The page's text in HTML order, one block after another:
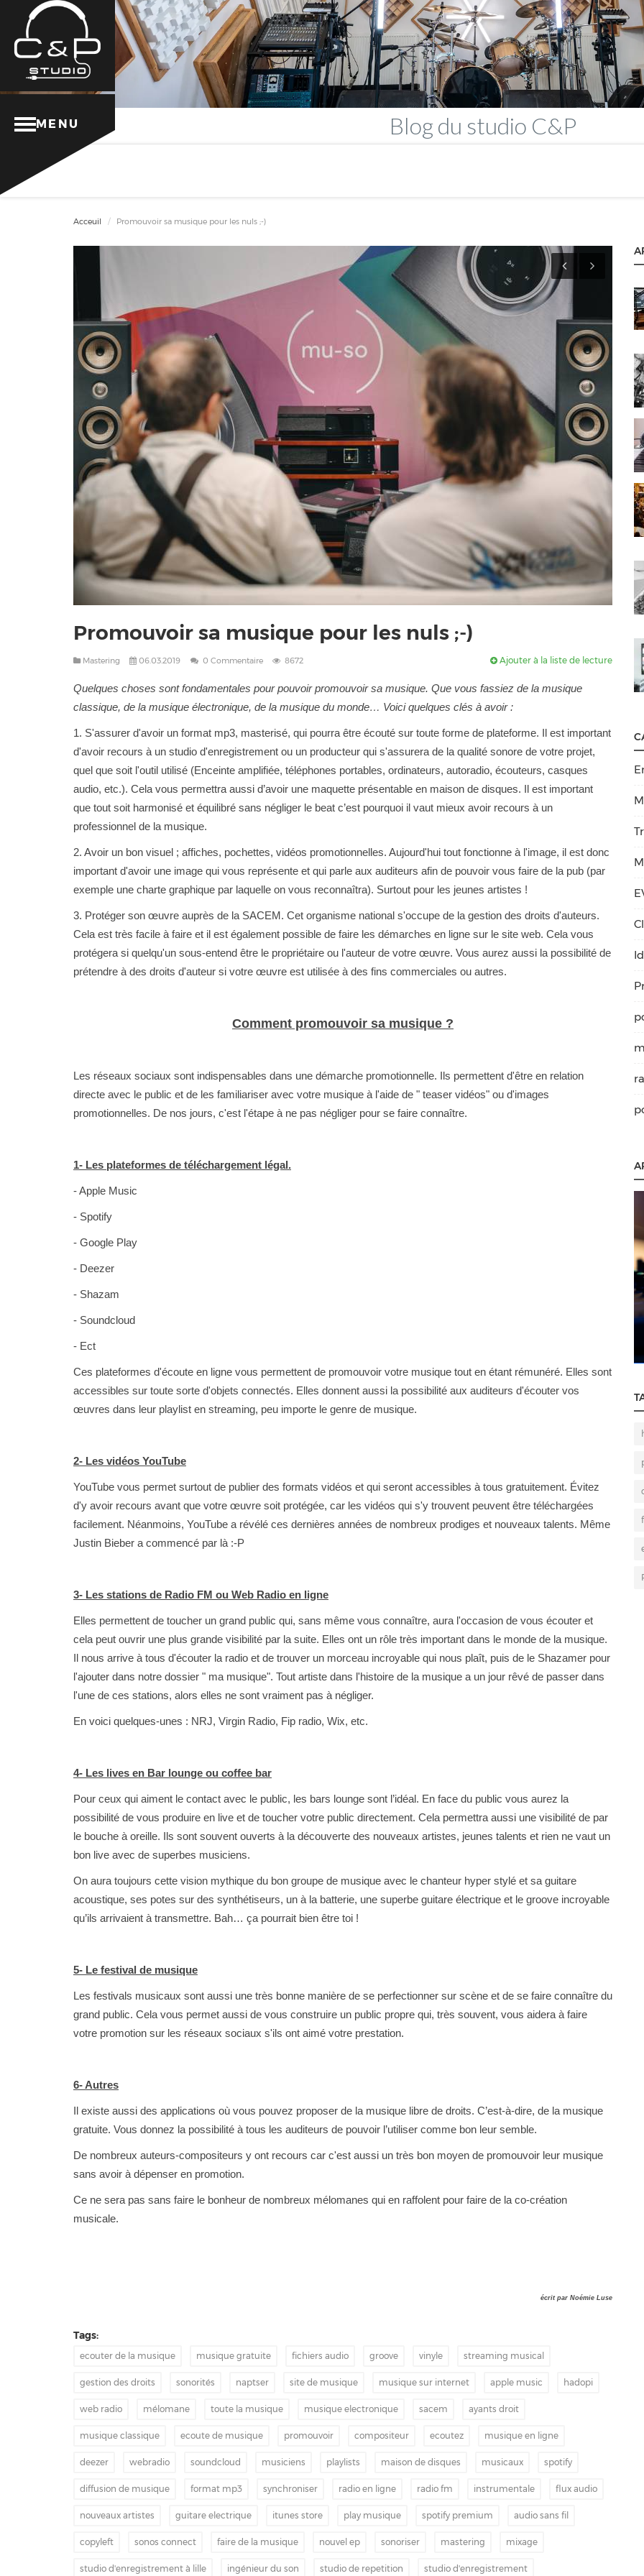
MENU Blogdu studio C&P
Acceuil Promouvoir sa musique pour les nuls ;-)
Promouvoir sa musique pour les nuls ;-)
Mastering 06.03.2019 0 Commentaire 8672 Ajouter à la liste de lecture
Quelques choses sont fondamentales pour pouvoir promouvoir sa musique. Que vous fassiez de la musique
classique, de la musique électronique, de la musique du monde… Voici quelques clés à avoir :
1. S'assurer d'avoir un format mp3, masterisé, qui pourra être écouté sur toute forme de plateforme. Il est important
d'avoir recours à un studio d'enregistrement ou un producteur qui s'assurera de la qualité sonore de votre projet,
quel que soit l'outil utilisé (Enceinte amplifiée, téléphones portables, ordinateurs, autoradio, écouteurs, casques
audio, etc.). Cela vous permettra aussi d’avoir une maquette présentable en maison de disques. Il est important
que tout soit harmonisé et équilibré sans négliger le beat c’est pourquoi il vaut mieux avoir recours à un
professionnel de la musique.
2. Avoir un bon visuel ; affiches, pochettes, vidéos promotionnelles. Aujourd'hui tout fonctionne à l'image, il est donc
important d'avoir une image qui vous représente et qui parle aux auditeurs afin de pouvoir vous faire de la pub (par
exemple une charte graphique par laquelle on vous reconnaîtra). Surtout pour les jeunes artistes !
3. Protéger son œuvre auprès de la SACEM. Cet organisme national s'occupe de la gestion des droits d'auteurs.
Cela est très facile à faire et il est également possible de faire les démarches en ligne sur le site web. Cela vous
protégera si quelqu'un sous-entend être le propriétaire ou l'auteur de votre œuvre. Vous aurez aussi la possibilité de
prétendre à des droits d'auteur si votre œuvre est utilisée à des fins commerciales ou autres.
Comment promouvoir sa musique ?
Les réseaux sociaux sont indispensables dans une démarche promotionnelle. Ils permettent d'être en relation
directe avec le public et de les familiariser avec votre musique à l'aide de " teaser vidéos" ou d'images
promotionnelles. De nos jours, c'est l'étape à ne pas négliger pour se faire connaître.
1- Les plateformes de téléchargement légal.
- Apple Music
- Spotify
- Google Play
- Deezer
- Shazam
- Soundcloud
- Ect
Ces plateformes d'écoute en ligne vous permettent de promouvoir votre musique tout en étant rémunéré. Elles sont
accessibles sur toute sorte d'objets connectés. Elles donnent aussi la possibilité aux auditeurs d'écouter vos
œuvres dans leur playlist en streaming, peu importe le genre de musique.
2- Les vidéos YouTube
YouTube vous permet surtout de publier des formats vidéos et qui seront accessibles à tous gratuitement. Évitez
d'y avoir recours avant que votre œuvre soit protégée, car les vidéos qui s'y trouvent peuvent être téléchargées
facilement. Néanmoins, YouTube a révélé ces dernières années de nombreux prodiges et nouveaux talents. Même
Justin Bieber a commencé par là :-P
3- Les stations de Radio FM ou Web Radio en ligne
Elles permettent de toucher un grand public qui, sans même vous connaître, aura l'occasion de vous écouter et
cela peut ouvrir une plus grande visibilité par la suite. Elles ont un rôle très important dans le monde de la musique.
Il nous arrive à tous d'écouter la radio et de trouver un morceau incroyable qui nous plaît, puis de le Shazamer pour
l'ajouter dans notre dossier " ma musique". Tout artiste dans l'histoire de la musique a un jour rêvé de passer dans
l'une de ces stations, alors elles ne sont vraiment pas à négliger.
En voici quelques-unes : NRJ, Virgin Radio, Fip radio, Wix, etc.
4- Les lives en Bar lounge ou coffee bar
Pour ceux qui aiment le contact avec le public, les bars lounge sont l’idéal. En face du public vous aurez la
possibilité de vous produire en live et de toucher votre public directement. Cela permettra aussi une visibilité de par
le bouche à oreille. Ils sont souvent ouverts à la découverte des nouveaux artistes, jeunes talents et rien ne vaut un
bon live avec de superbes musiciens.
On aura toujours cette vision mythique du bon groupe de musique avec le chanteur hyper stylé et sa guitare
acoustique, ses potes sur des synthétiseurs, un à la batterie, une superbe guitare électrique et le groove incroyable
qu’ils arrivaient à transmettre. Bah… ça pourrait bien être toi !
5- Le festival de musique
Les festivals musicaux sont aussi une très bonne manière de se perfectionner sur scène et de se faire connaître du
grand public. Cela vous permet aussi de vous construire un public propre qui, très souvent, vous aidera à faire
votre promotion sur les réseaux sociaux s'ils ont aimé votre prestation.
6- Autres
Il existe aussi des applications où vous pouvez proposer de la musique libre de droits. C’est-à-dire, de la musique
gratuite. Vous donnez la possibilité à tous les auditeurs de pouvoir l’utiliser comme bon leur semble.
De nombreux auteurs-compositeurs y ont recours car c'est aussi un très bon moyen de promouvoir leur musique
sans avoir à dépenser en promotion.
Ce ne sera pas sans faire le bonheur de nombreux mélomanes qui en raffolent pour faire de la co-création
musicale.
écrit par Noémie Luse
Tags:
ecouter de la musique musique gratuite fichiers audio groove vinyle streaming musical
gestion des droits sonorités naptser site de musique musique sur internet apple music hadopi
web radio mélomane toute la musique musique electronique sacem ayants droit
musique classique ecoute de musique promouvoir compositeur ecoutez musique en ligne
deezer webradio soundcloud musiciens playlists maison de disques musicaux spotify
diffusion de musique format mp3 synchroniser radio en ligne radio fm instrumentale flux audio
nouveaux artistes guitare electrique itunes store play musique spotify premium audio sans fil
copyleft sonos connect faire de la musique nouvel ep sonoriser mastering mixage
studio d'enregistrement à lille ingénieur du son studio de repetition studio d'enregistrement
original à Identité sonore